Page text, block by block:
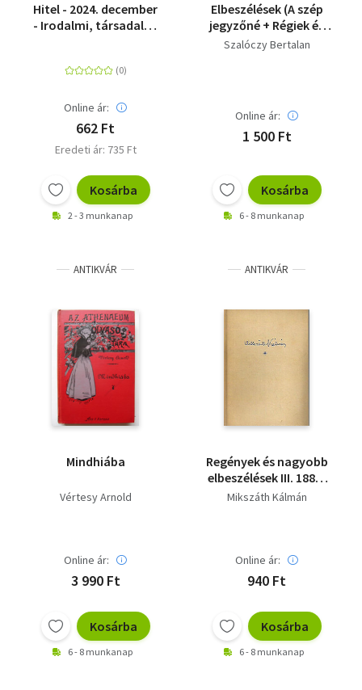
Hitel - 2024. december
- Irodalmi, társadalmi
Online ár:
662 Ft
Eredeti ár: 735 Ft
Kosárba
2 - 3 munkanap
Elbeszélések (A szép
jegyzőné + Régiek és
újak + A sályi
Szalóczy Bertalan
Online ár:
1 500 Ft
Kosárba
6 - 8 munkanap
ANTIKVÁR
Mindhiába
Vértesy Arnold
Online ár:
3 990 Ft
Kosárba
6 - 8 munkanap
ANTIKVÁR
Regények és nagyobb
elbeszélések III. 1885-
1889
Mikszáth Kálmán
Online ár:
940 Ft
Kosárba
6 - 8 munkanap